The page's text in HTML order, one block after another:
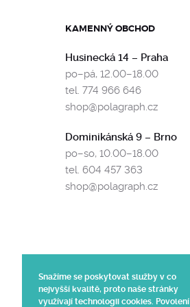
Snažíme se poskytovat služby v co
nejvyšší kvalitě, proto naše stránky
využívají technologii cookies. Povolení
KAMENNÝ OBCHOD
Husinecká 14 – Praha
po–pá, 12.00–18.00
tel. 774 966 646
shop@polagraph.cz
Dominikánská 9 – Brno
po–so, 10.00–18.00
tel. 604 457 363
shop@polagraph.cz